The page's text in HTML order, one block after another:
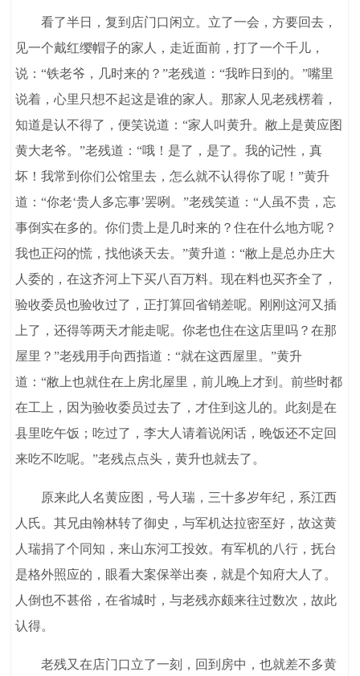
看了半日，复到店门口闲立。立了一会，方要回去，
见一个戴红缨帽子的家人，走近面前，打了一个千儿，
说：“铁老爷，几时来的？”老残道：“我昨日到的。”嘴里
说着，心里只想不起这是谁的家人。那家人见老残楞着，
知道是认不得了，便笑说道：“家人叫黄升。敝上是黄应图
黄大老爷。”老残道：“哦！是了，是了。我的记性，真
坏！我常到你们公馆里去，怎么就不认得你了呢！”黄升
道：“你老‘贵人多忘事’罢咧。”老残笑道：“人虽不贵，忘
事倒实在多的。你们贵上是几时来的？住在什么地方呢？
我也正闷的慌，找他谈天去。”黄升道：“敝上是总办庄大
人委的，在这齐河上下买八百万料。现在料也买齐全了，
验收委员也验收过了，正打算回省销差呢。刚刚这河又插
上了，还得等两天才能走呢。你老也住在这店里吗？在那
屋里？”老残用手向西指道：“就在这西屋里。”黄升
道：“敝上也就住在上房北屋里，前儿晚上才到。前些时都
在工上，因为验收委员过去了，才住到这儿的。此刻是在
县里吃午饭；吃过了，李大人请着说闲话，晚饭还不定回
来吃不吃呢。”老残点点头，黄升也就去了。
原来此人名黄应图，号人瑞，三十多岁年纪，系江西
人氏。其兄由翰林转了御史，与军机达拉密至好，故这黄
人瑞捐了个同知，来山东河工投效。有军机的八行，抚台
是格外照应的，眼看大案保举出奏，就是个知府大人了。
人倒也不甚俗，在省城时，与老残亦颇来往过数次，故此
认得。
老残又在店门口立了一刻，回到房中，也就差不多黄